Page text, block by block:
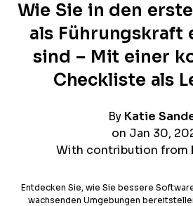
Wie Sie in den
als Führungskraft
sind – Mit einer
Checkliste als
By Katie
on Jan 30,
With contribution from
Entdecken Sie, wie Sie bessere
wachsenden Umgebungen